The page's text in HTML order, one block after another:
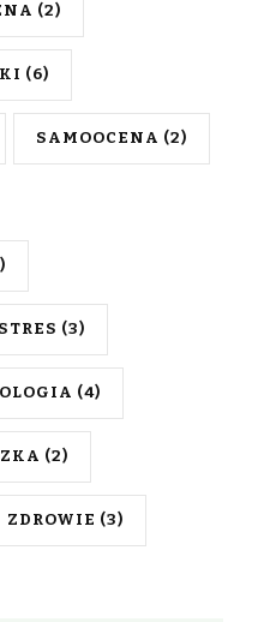
(2)
(6)
SAMOOCENA (2)
STRES (3)
(4)
(2)
ZDROWIE (3)